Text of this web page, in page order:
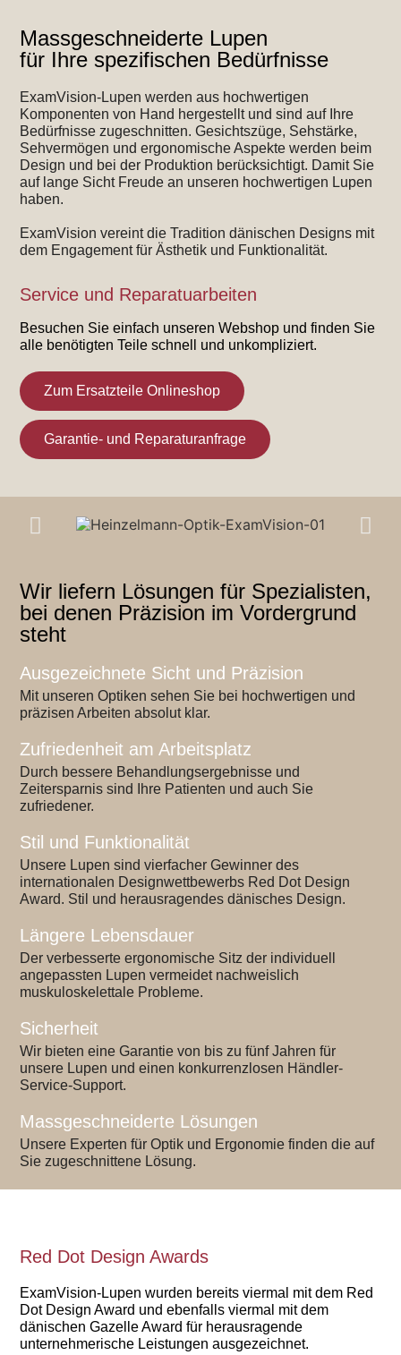
Massgeschneiderte Lupen
für Ihre spezifischen Bedürfnisse
ExamVision-Lupen werden aus hochwertigen
Komponenten von Hand hergestellt und sind auf Ihre
Bedürfnisse zugeschnitten. Gesichtszüge, Sehstärke,
Sehvermögen und ergonomische Aspekte werden beim
Design und bei der Produktion berücksichtigt. Damit Sie
auf lange Sicht Freude an unseren hochwertigen Lupen
haben.
ExamVision vereint die Tradition dänischen Designs mit
dem Engagement für Ästhetik und Funktionalität.
Service und Reparatuarbeiten
Besuchen Sie einfach unseren Webshop und finden Sie
alle benötigten Teile schnell und unkompliziert.
Zum Ersatzteile Onlineshop
Garantie- und Reparaturanfrage
Wir liefern Lösungen für Spezialisten,
bei denen Präzision im Vordergrund
steht
Ausgezeichnete Sicht und Präzision
Mit unseren Optiken sehen Sie bei hochwertigen und
präzisen Arbeiten absolut klar.
Zufriedenheit am Arbeitsplatz
Durch bessere Behandlungsergebnisse und
Zeitersparnis sind Ihre Patienten und auch Sie
zufriedener.
Stil und Funktionalität
Unsere Lupen sind vierfacher Gewinner des
internationalen Designwettbewerbs Red Dot Design
Award. Stil und herausragendes dänisches Design.
Längere Lebensdauer
Der verbesserte ergonomische Sitz der individuell
angepassten Lupen vermeidet nachweislich
muskuloskelettale Probleme.
Sicherheit
Wir bieten eine Garantie von bis zu fünf Jahren für
unsere Lupen und einen konkurrenzlosen Händler-
Service-Support.
Massgeschneiderte Lösungen
Unsere Experten für Optik und Ergonomie finden die auf
Sie zugeschnittene Lösung.
Red Dot Design Awards
ExamVision-Lupen wurden bereits viermal mit dem Red
Dot Design Award und ebenfalls viermal mit dem
dänischen Gazelle Award für herausragende
unternehmerische Leistungen ausgezeichnet.